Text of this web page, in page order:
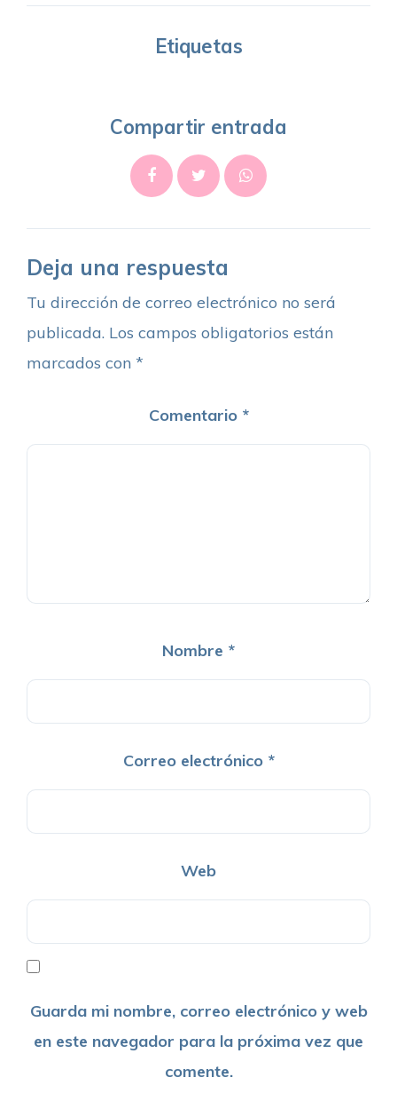
Etiquetas
Compartir entrada
Deja una respuesta
Tu dirección de correo electrónico no será
publicada. Los campos obligatorios están
marcados con *
Comentario *
Nombre *
Correo electrónico *
Web
Guarda mi nombre, correo electrónico y web
en este navegador para la próxima vez que
comente.